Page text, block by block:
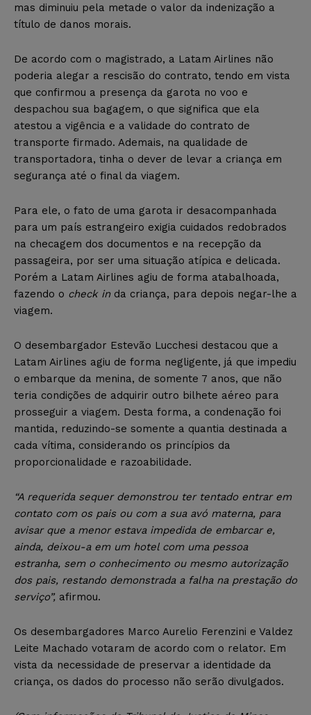
mas diminuiu pela metade o valor da indenização a
título de danos morais.
De acordo com o magistrado, a Latam Airlines não
poderia alegar a rescisão do contrato, tendo em vista
que confirmou a presença da garota no voo e
despachou sua bagagem, o que significa que ela
atestou a vigência e a validade do contrato de
transporte firmado. Ademais, na qualidade de
transportadora, tinha o dever de levar a criança em
segurança até o final da viagem.
Para ele, o fato de uma garota ir desacompanhada
para um país estrangeiro exigia cuidados redobrados
na checagem dos documentos e na recepção da
passageira, por ser uma situação atípica e delicada.
Porém a Latam Airlines agiu de forma atabalhoada,
fazendo o check inda criança, para depois negar-lhe a
viagem.
O desembargador Estevão Lucchesi destacou que a
Latam Airlines agiu de forma negligente, já que impediu
o embarque da menina, de somente 7 anos, que não
teria condições de adquirir outro bilhete aéreo para
prosseguir a viagem. Desta forma, a condenação foi
mantida, reduzindo-se somente a quantia destinada a
cada vítima, considerando os princípios da
proporcionalidade e razoabilidade.
“A requerida sequer demonstrou ter tentado entrar em
contato com os pais ou com a sua avó materna, para
avisar que a menor estava impedida de embarcar e,
ainda, deixou-a em um hotel com uma pessoa
estranha, sem o conhecimento ou mesmo autorização
dos pais, restando demonstrada a falha na prestação do
serviço”, afirmou.
Os desembargadores Marco Aurelio Ferenzini e Valdez
Leite Machado votaram de acordo com o relator. Em
vista da necessidade de preservar a identidade da
criança, os dados do processo não serão divulgados.